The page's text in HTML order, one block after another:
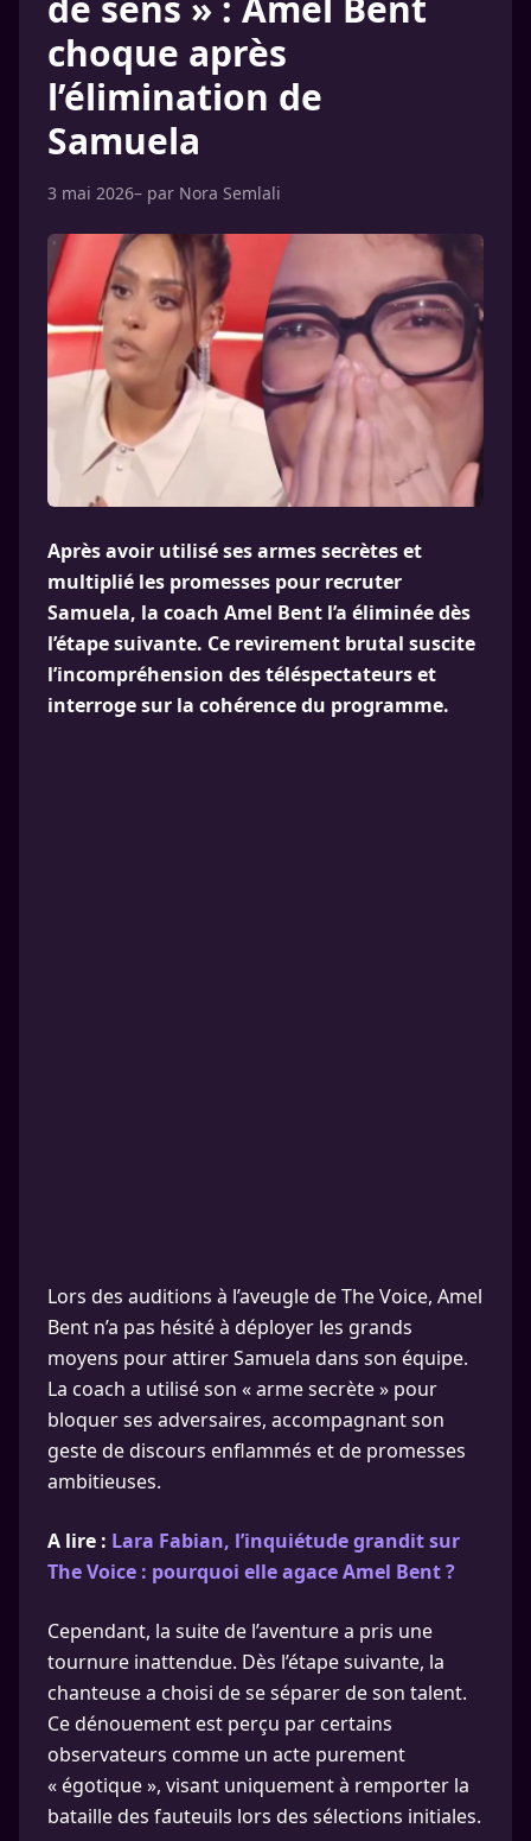
choque après
l’élimination de
Samuela
3 mai 2026– par Nora Semlali
Après avoir utilisé ses armes secrètes et
multiplié les promesses pour recruter
Samuela, la coach Amel Bent l’a éliminée dès
l’étape suivante. Ce revirement brutal suscite
l’incompréhension des téléspectateurs et
interroge sur la cohérence du programme.
Lors des auditions à l’aveugle de The Voice, Amel
Bent n’a pas hésité à déployer les grands
moyens pour attirer Samuela dans son équipe.
La coach a utilisé son « arme secrète » pour
bloquer ses adversaires, accompagnant son
geste de discours enflammés et de promesses
ambitieuses.
A lire : Lara Fabian, l’inquiétude grandit sur
The Voice : pourquoi elle agace Amel Bent ?
Cependant, la suite de l’aventure a pris une
tournure inattendue. Dès l’étape suivante, la
chanteuse a choisi de se séparer de son talent.
Ce dénouement est perçu par certains
observateurs comme un acte purement
« égotique », visant uniquement à remporter la
bataille des fauteuils lors des sélections initiales.